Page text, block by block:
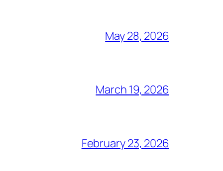
May 28, 2026
March 19, 2026
February 23, 2026